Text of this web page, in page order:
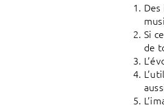
Si
de